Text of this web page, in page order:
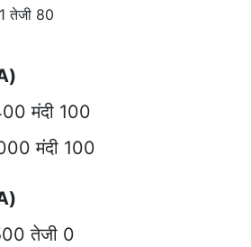
तेजी 80
मंदी 100
मंदी 100
तेजी 0